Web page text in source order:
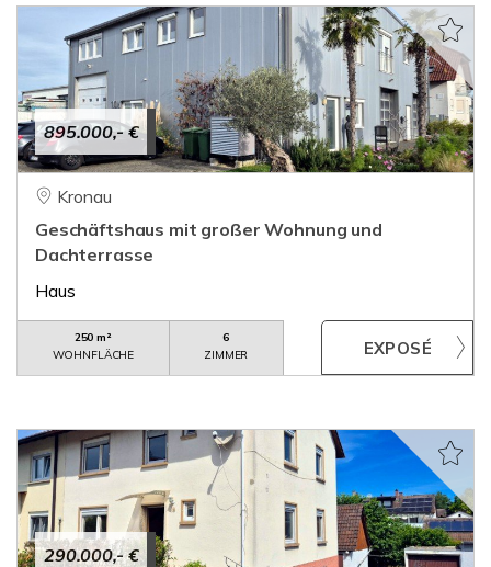
895.000,- €
Kronau
Geschäftshaus mit großer Wohnung und
Dachterrasse
Haus
250 m²
WOHNFLÄCHE
6
ZIMMER
290.000,- €